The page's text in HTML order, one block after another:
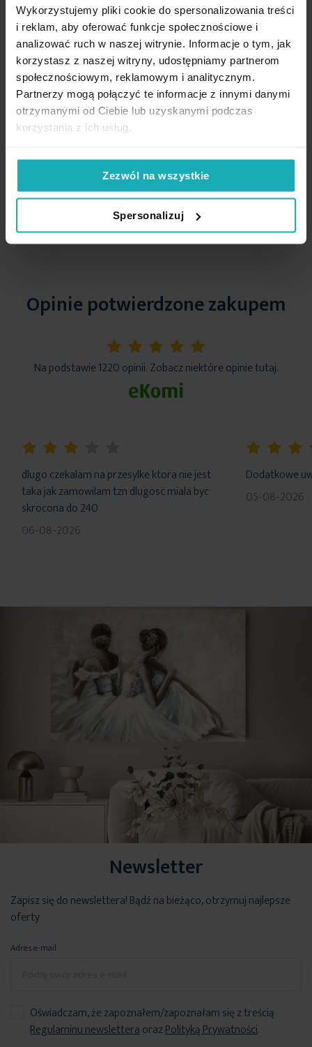
Wykorzystujemy pliki cookie do spersonalizowania treści
i reklam, aby oferować funkcje społecznościowe i
analizować ruch w naszej witrynie. Informacje o tym, jak
korzystasz z naszej witryny, udostępniamy partnerom
społecznościowym, reklamowym i analitycznym.
Partnerzy mogą połączyć te informacje z innymi danymi
otrzymanymi od Ciebie lub uzyskanymi podczas
korzystania z ich usług.
Zezwól na wszystkie
Spersonalizuj
High-contrast mode
Podobne produkty
Opinie potwierdzone zakupem
5%
Na podstawie 1220 opinii. Zobacz niektóre opinie tutaj.
dlugo czekalam na przesylke ktora nie jest
taka jak zamowilam tzn dlugosc miala byc
skrocona do 240
06-08-2026
Dodatkowe
05-08-2026
Newsletter
Zapisz się do newslettera! Bądź na bieżąco, otrzymuj najlepsze
oferty
Adres e-mail
Oświadczam, że zapoznałem/zapoznałam się z treścią
Regulaminu newsletteraorazPolityką Prywatności.